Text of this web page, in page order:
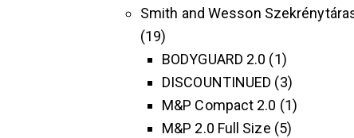
Smith and Wesson
19
BODYGUARD 2.0
1
DISCOUNTINUED
3
M&P Compact 2.0 1
M&P 2.0 Full Size 5